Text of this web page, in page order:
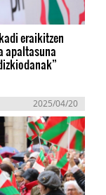
eraikitzen
apaltasuna
2025/04/20